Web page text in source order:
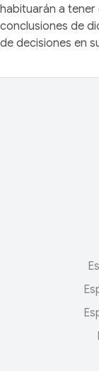
habituarán a tener
conclusiones de
de decisiones en